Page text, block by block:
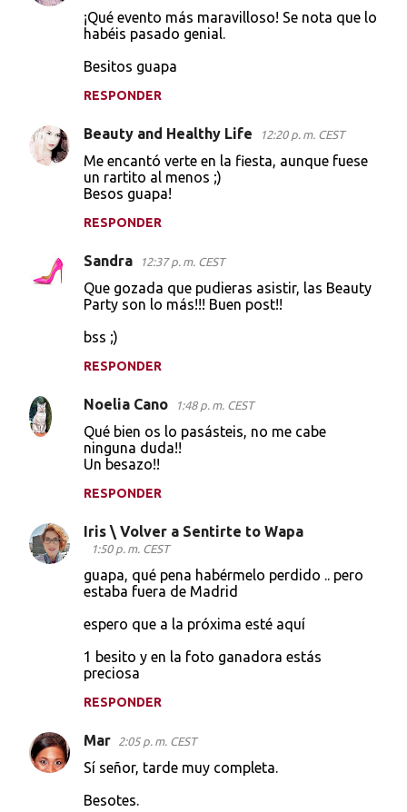
¡Qué evento más maravilloso! Se nota que lo
habéis pasado genial.
Besitos guapa
RESPONDER
Beauty and Healthy Life 12:20 p. m. CEST
Me encantó verte en la fiesta, aunque fuese
un rartito al menos ;)
Besos guapa!
RESPONDER
Sandra 12:37 p. m. CEST
Que gozada que pudieras asistir, las Beauty
Party son lo más!!! Buen post!!
bss ;)
RESPONDER
Noelia Cano 1:48 p. m. CEST
Qué bien os lo pasásteis, no me cabe
ninguna duda!!
Un besazo!!
RESPONDER
Iris \ Volver a Sentirte to Wapa
1:50 p. m. CEST
guapa, qué pena habérmelo perdido .. pero
estaba fuera de Madrid
espero que a la próxima esté aquí
1 besito y en la foto ganadora estás
preciosa
RESPONDER
Mar 2:05 p. m. CEST
Sí señor, tarde muy completa.
Besotes.